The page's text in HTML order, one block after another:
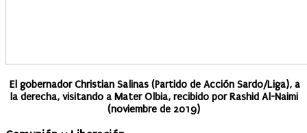
El gobernador Christian Salinas (Partido de Acción Sardo/Liga), a
la derecha, visitando a Mater Olbia, recibido por Rashid Al-Naimi
(noviembre de 2019)